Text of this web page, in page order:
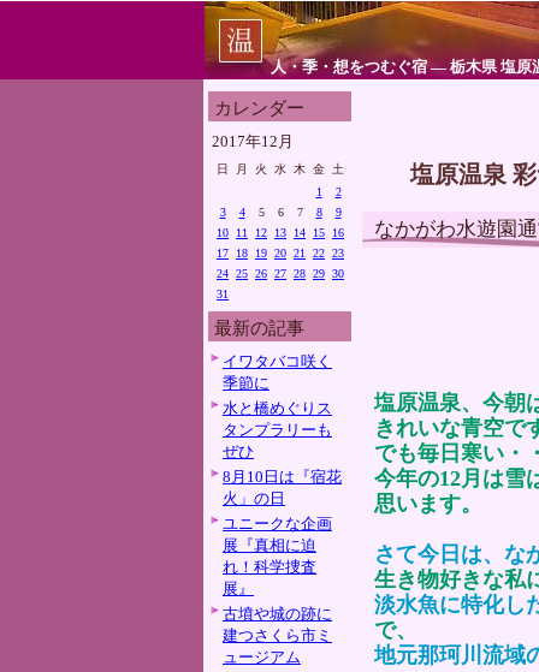
人・季・想をつむぐ宿 ― 栃木県 塩原
カレンダー
2017年12月
日 月 火 水 木 金
土
1
2
3
4 5 6 7 8
9
10
11 12 13 14 15
16
17
18 19 20 21 22 23
24 25 26 27 28 29 30
31
最新の記事
イワタバコ咲く
季節に
水と橋めぐりス
タンプラリーも
ぜひ
8月10日は『宿花
火」の日
ユニークな企画
展『真相に迫
れ！科学捜査
展』
古墳や城の跡に
建つさくら市ミ
ュージアム
塩原温泉
なかがわ水遊園
塩原温泉、今朝
きれいな青空で
でも毎日寒い・
今年の12月は雪
思います。
さて今日は、な
生き物好きな私
淡水魚に特化し
で、
地元那珂川流域